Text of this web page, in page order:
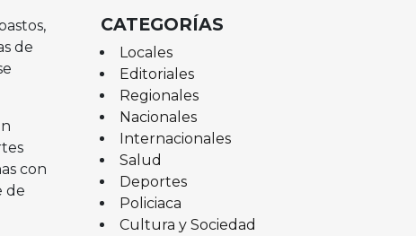
de
con
de
CATEGORÍAS
Locales
Editoriales
Regionales
Nacionales
Internacionales
Salud
Deportes
Policiaca
Cultura y Sociedad